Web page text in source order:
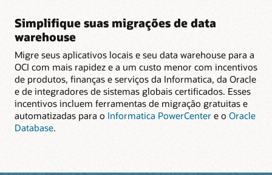
Simplifique suas migrações de data
warehouse
Migre seus aplicativos locais e seu data warehouse para a
OCI com mais rapidez e a um custo menor com incentivos
de produtos, finanças e serviços da Informatica, da Oracle
e de integradores de sistemas globais certificados. Esses
incentivos incluem ferramentas de migração gratuitas e
automatizadas para o Informatica PowerCenter e o Oracle
Database.